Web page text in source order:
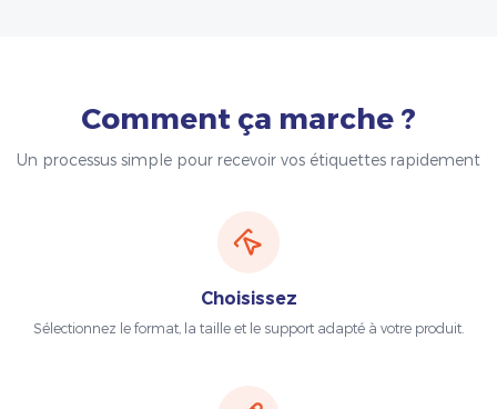
Comment ça marche ?
Un processus simple pour recevoir vos étiquettes rapidement
Choisissez
Sélectionnez le format, la taille et le support adapté à votre produit.